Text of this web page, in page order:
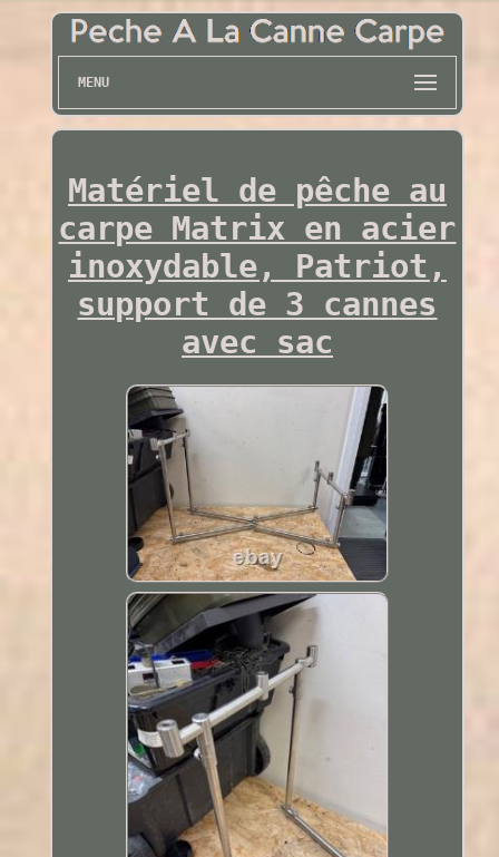
MENU
Matériel de pêche au
carpe Matrix en acier
inoxydable, Patriot,
support de 3 cannes
avec sac